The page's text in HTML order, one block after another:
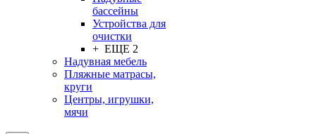
бассейны
Устройства для
очистки
+ ЕЩЕ 2
Надувная мебель
Пляжные матрасы,
круги
Центры, игрушки,
мячи